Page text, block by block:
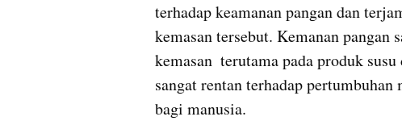
terhadap keamanan pangan dan
kemasan tersebut. Kemanan pangan
kemasan  terutama pada produk
sangat rentan terhadap
bagi manusia.